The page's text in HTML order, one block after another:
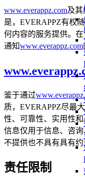
www.everappz.com及其
是，EVERAPPZ有权
何内容的服务提供。
通知www.everappz.com
鉴于通过
质，EVERAPPZ尽最
性、可靠性、实用性
信息仅用于信息、咨
不提供也不具有具有
责任限制